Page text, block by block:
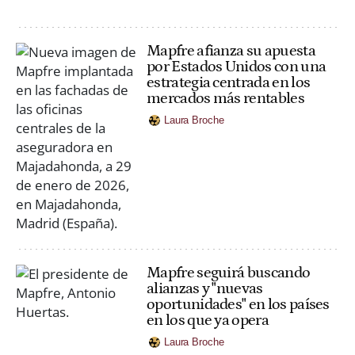
Mapfre afianza su apuesta
por Estados Unidos con una
estrategia centrada en los
mercados más rentables
Laura Broche
Mapfre seguirá buscando
alianzas y "nuevas
oportunidades" en los países
en los que ya opera
Laura Broche